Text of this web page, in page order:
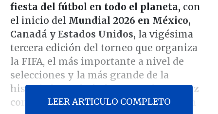
fiesta del fútbol en todo el planeta, con
el inicio del Mundial 2026 en México,
Canadá y Estados Unidos, la vigésima
tercera edición del torneo que organiza
la FIFA, el más importante a nivel de
selecciones y la más grande de la
historia hasta la fecha, porprimera vez
con tres anfitriones y 48 escuadras en
LEER ARTICULO COMPLETO